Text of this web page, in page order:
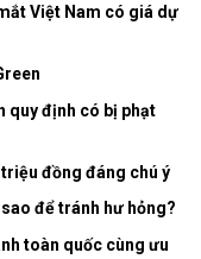
Việt Nam có giá dự
quy định có bị phạt
đồng đáng chú ý
để tránh hư hỏng?
toàn quốc cùng ưu